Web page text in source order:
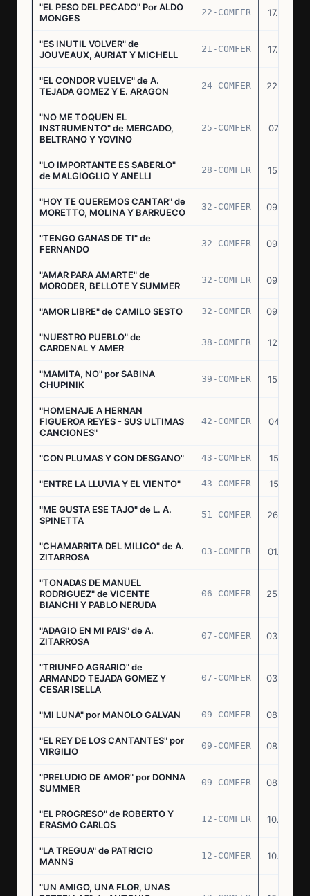
"EL PESO DEL PECADO" Por ALDO
MONGES
22-COMFER 17.06.76
"ES INUTIL VOLVER" de
JOUVEAUX, AURIAT Y MICHELL
21-COMFER 17.06.76
"EL CONDOR VUELVE" de A.
TEJADA GOMEZ Y E. ARAGON
24-COMFER 22.06.76
"NO ME TOQUEN EL
INSTRUMENTO" de MERCADO,
BELTRANO Y YOVINO
25-COMFER 07.07.76
"LO IMPORTANTE ES SABERLO"
de MALGIOGLIO Y ANELLI
28-COMFER 15.07.76
"HOY TE QUEREMOS CANTAR" de
MORETTO, MOLINA Y BARRUECO
32-COMFER 09.09.76
"TENGO GANAS DE TI" de
FERNANDO
32-COMFER 09.09.76
"AMAR PARA AMARTE" de
MORODER, BELLOTE Y SUMMER
32-COMFER 09.09.76
"AMOR LIBRE" de CAMILO SESTO 32-COMFER 09.09.76
"NUESTRO PUEBLO" de
CARDENAL Y AMER
38-COMFER 12.10.76
"MAMITA, NO" por SABINA
CHUPINIK
39-COMFER 15.10.76
"HOMENAJE A HERNAN
FIGUEROA REYES - SUS ULTIMAS
CANCIONES"
42-COMFER 04.11.76
"CON PLUMAS Y CON DESGANO" 43-COMFER 15.11.76
"ENTRE LA LLUVIA Y EL VIENTO" 43-COMFER 15.11.76
"ME GUSTA ESE TAJO" de L. A.
SPINETTA
51-COMFER 26.12.76
"CHAMARRITA DEL MILICO" de A.
ZITARROSA
03-COMFER 01.02.77
"TONADAS DE MANUEL
RODRIGUEZ" de VICENTE
BIANCHI Y PABLO NERUDA
06-COMFER 25.02.77
"ADAGIO EN MI PAIS" de A.
ZITARROSA
07-COMFER 03.03.77
"TRIUNFO AGRARIO" de
ARMANDO TEJADA GOMEZ Y
CESAR ISELLA
07-COMFER 03.03.77
"MI LUNA" por MANOLO GALVAN 09-COMFER 08.03.77
"EL REY DE LOS CANTANTES" por
VIRGILIO
09-COMFER 08.03.77
"PRELUDIO DE AMOR" por DONNA
SUMMER
09-COMFER 08.03.77
"EL PROGRESO" de ROBERTO Y
ERASMO CARLOS
12-COMFER 10.03.77
"LA TREGUA" de PATRICIO
MANNS
12-COMFER 10.03.77
"UN AMIGO, UNA FLOR, UNAS